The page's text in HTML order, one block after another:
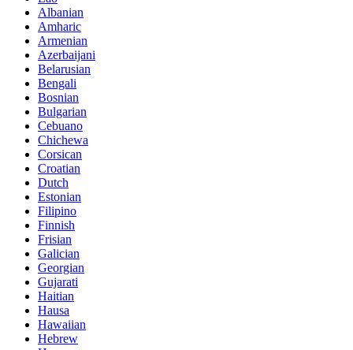
Albanian
Amharic
Armenian
Azerbaijani
Belarusian
Bengali
Bosnian
Bulgarian
Cebuano
Chichewa
Corsican
Croatian
Dutch
Estonian
Filipino
Finnish
Frisian
Galician
Georgian
Gujarati
Haitian
Hausa
Hawaiian
Hebrew